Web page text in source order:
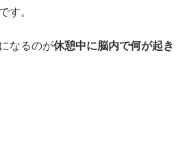
す。
なるのが休憩中に脳内で何が起き